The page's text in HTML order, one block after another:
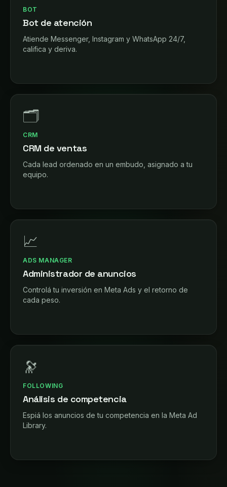
BOT
Bot de atención
Atiende Messenger, Instagram y WhatsApp 24/7,
califica y deriva.
🗂️
CRM
CRM de ventas
Cada lead ordenado en un embudo, asignado a tu
equipo.
📈
ADS MANAGER
Administrador de anuncios
Controlá tu inversión en Meta Ads y el retorno de
cada peso.
🔭
FOLLOWING
Análisis de competencia
Espiá los anuncios de tu competencia en la Meta Ad
Library.